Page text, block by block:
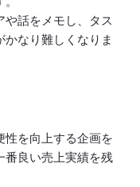
や話をメモし、タス
かなり難しくなりま
性を向上する企画を
番良い売上実績を残